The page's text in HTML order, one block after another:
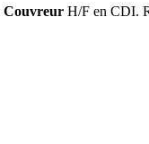
Couvreur H/F en CDI.